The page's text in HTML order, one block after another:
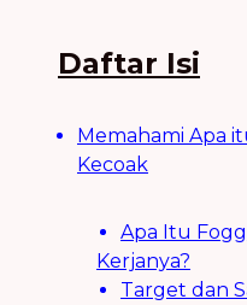
Daftar Isi
Memahami Apa
Kecoak
Apa Itu
Kerjanya?
Target dan